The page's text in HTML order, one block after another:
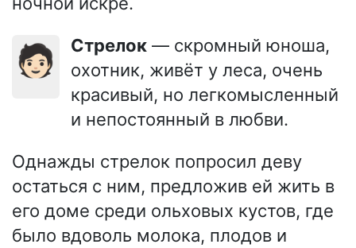
🧑🏻 Стрелок — скромный юноша,
охотник, живёт у леса, очень
красивый, но легкомысленный
и непостоянный в любви.
Однажды стрелок попросил деву
остаться с ним, предложив ей жить в
его доме среди ольховых кустов, где
было вдоволь молока, плодов и